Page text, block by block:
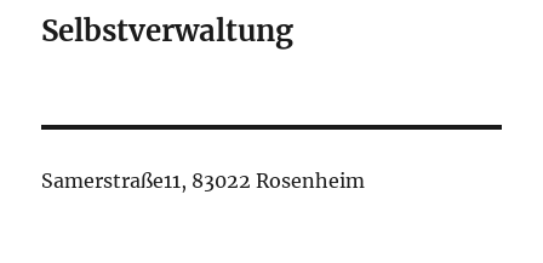
Selbstverwaltung
Samerstraße11, 83022 Rosenheim